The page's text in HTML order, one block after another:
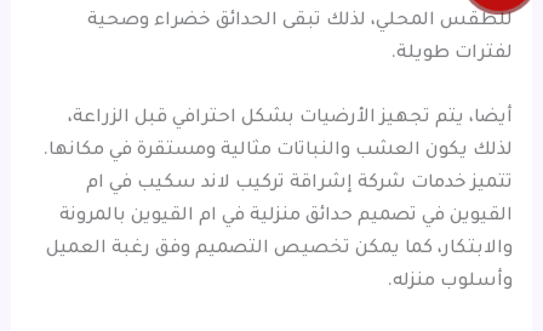
للطقس المحلي، لذلك تبقى الحدائق خضراء وصحية
لفترات طويلة.
أيضا، يتم تجهيز الأرضيات بشكل احترافي قبل الزراعة،
لذلك يكون العشب والنباتات مثالية ومستقرة في مكانها.
تتميز خدمات شركة إشراقة تركيب لاند سكيب في ام
القيوين في تصميم حدائق منزلية في ام القيوين بالمرونة
والابتكار، كما يمكن تخصيص التصميم وفق رغبة العميل
وأسلوب منزله.